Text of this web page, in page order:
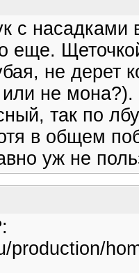
с насадками
еще.
не дерет
не мона?).
так по
в общем
уж не
production/